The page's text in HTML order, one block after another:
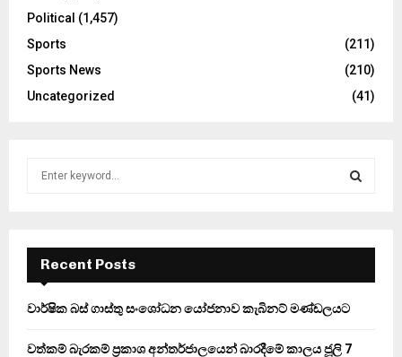
Political (1,457)
Sports
(211)
Sports News
(210)
Uncategorized
(41)
f
r
E
A
Recent Posts
වාර්ෂික බස් ගාස්තු සංශෝධන යෝජනාව කැබිනට් මණ්ඩලයට
වත්කම් බැරකම් ප්‍රකාශ අන්තර්ජාලයෙන් බාරදීමේ කාලය ජූලි 7